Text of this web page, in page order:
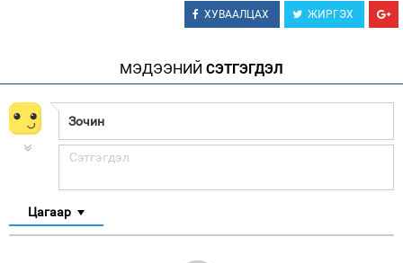
ХУВААЛЦАХ ЖИРГЭХ
МЭДЭЭНИЙ СЭТГЭГДЭЛ
Цагаар